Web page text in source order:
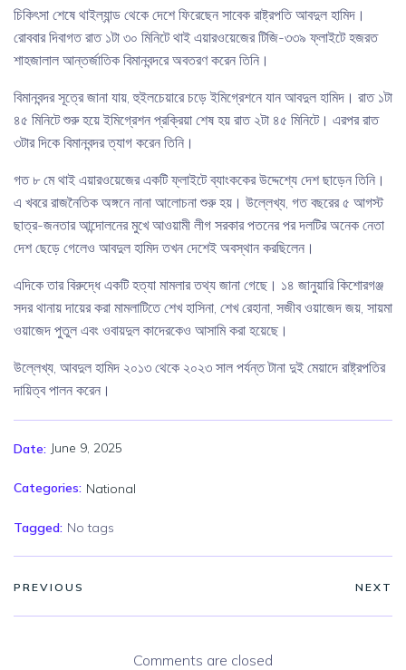
চিকিৎসা শেষে থাইল্যান্ড থেকে দেশে ফিরেছেন সাবেক রাষ্ট্রপতি আবদুল হামিদ।
রোববার দিবাগত রাত ১টা ৩০ মিনিটে থাই এয়ারওয়েজের টিজি-৩৩৯ ফ্লাইটে হজরত
শাহজালাল আন্তর্জাতিক বিমানবন্দরে অবতরণ করেন তিনি।
বিমানবন্দর সূত্রে জানা যায়, হুইলচেয়ারে চড়ে ইমিগ্রেশনে যান আবদুল হামিদ। রাত ১টা
৪৫ মিনিটে শুরু হয়ে ইমিগ্রেশন প্রক্রিয়া শেষ হয় রাত ২টা ৪৫ মিনিটে। এরপর রাত
৩টার দিকে বিমানবন্দর ত্যাগ করেন তিনি।
গত ৮ মে থাই এয়ারওয়েজের একটি ফ্লাইটে ব্যাংককের উদ্দেশ্যে দেশ ছাড়েন তিনি।
এ খবরে রাজনৈতিক অঙ্গনে নানা আলোচনা শুরু হয়। উল্লেখ্য, গত বছরের ৫ আগস্ট
ছাত্র-জনতার আন্দোলনের মুখে আওয়ামী লীগ সরকার পতনের পর দলটির অনেক নেতা
দেশ ছেড়ে গেলেও আবদুল হামিদ তখন দেশেই অবস্থান করছিলেন।
এদিকে তার বিরুদ্ধে একটি হত্যা মামলার তথ্য জানা গেছে। ১৪ জানুয়ারি কিশোরগঞ্জ
সদর থানায় দায়ের করা মামলাটিতে শেখ হাসিনা, শেখ রেহানা, সজীব ওয়াজেদ জয়, সায়মা
ওয়াজেদ পুতুল এবং ওবায়দুল কাদেরকেও আসামি করা হয়েছে।
উল্লেখ্য, আবদুল হামিদ ২০১৩ থেকে ২০২৩ সাল পর্যন্ত টানা দুই মেয়াদে রাষ্ট্রপতির
দায়িত্ব পালন করেন।
Date: June 9, 2025
Categories: National
Tagged: No tags
PREVIOUS NEXT
Comments are closed